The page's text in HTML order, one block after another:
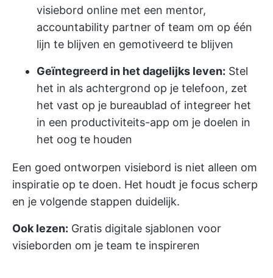
visiebord online met een mentor,
accountability partner of team om op één
lijn te blijven en gemotiveerd te blijven
Geïntegreerd in het dagelijks leven: Stel
het in als achtergrond op je telefoon, zet
het vast op je bureaublad of integreer het
in een productiviteits-app om je doelen in
het oog te houden
Een goed ontworpen visiebord is niet alleen om
inspiratie op te doen. Het houdt je focus scherp
en je volgende stappen duidelijk.
Ook lezen: Gratis digitale sjablonen voor
visieborden om je team te inspireren